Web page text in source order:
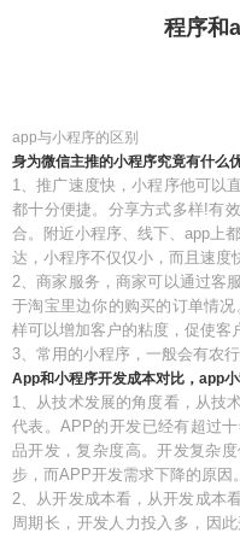
程序和
app与小程序的区别
身为微信主推的小程序究竟有什么
1、推广速度快，小程序他可以
都十分便捷。分享方式多样!有
合。附近小程序、线下、app上
达，小程序不仅仅小，而且速度
2、商家服务，商家可以通过客
于淘宝里边你的购买的订单情
样可以增加客户的粘度，促使客
3、常用的小程序，一般会有农
App和小程序开发成本对比，app
1、从技术发展的角度看，从技
代表。APP的开发已经有超过
品开发，复杂度高。开发复杂
步，而APP开发需求下降的原因。
2、从开发成本看，从开发成本
周期长，开发人力投入多，因